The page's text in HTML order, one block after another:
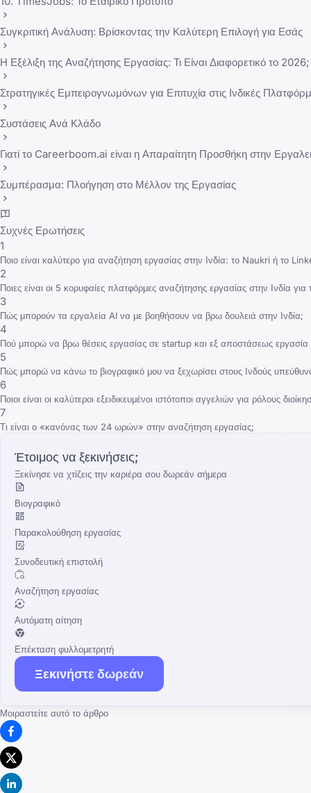
Συγκριτική Ανάλυση: Βρίσκοντας την Καλύτερη Επιλογή για Εσάς
Η Εξέλιξη της Αναζήτησης Εργασίας: Τι Είναι Διαφορετικό το 2026;
Στρατηγικές Εμπειρογνωμόνων για Επιτυχία στις Ινδικές
Συστάσεις Ανά Κλάδο
Γιατί το Careerboom.ai είναι η Απαραίτητη Προσθήκη στην
Συμπέρασμα: Πλοήγηση στο Μέλλον της Εργασίας
Συχνές Ερωτήσεις
1
Ποιο είναι καλύτερο για αναζήτηση εργασίας στην Ινδία: το Naukri ή το
2
Ποιες είναι οι 5 κορυφαίες πλατφόρμες αναζήτησης εργασίας στην Ινδία
3
Πώς μπορούν τα εργαλεία AI να με βοηθήσουν να βρω δουλειά στην Ινδία;
4
Πού μπορώ να βρω θέσεις εργασίας σε startup και εξ αποστάσεως εργασία
5
Πώς μπορώ να κάνω το βιογραφικό μου να ξεχωρίσει στους Ινδούς
6
Ποιοι είναι οι καλύτεροι εξειδικευμένοι ιστότοποι αγγελιών για ρόλους
7
Τι είναι ο «κανόνας των 24 ωρών» στην αναζήτηση εργασίας;
Έτοιμος να ξεκινήσεις;
Ξεκίνησε να χτίζεις την καριέρα σου δωρεάν σήμερα
Βιογραφικό
Παρακολούθηση εργασίας
Συνοδευτική επιστολή
Αναζήτηση εργασίας
Αυτόματη αίτηση
Επέκταση φυλλομετρητή
Ξεκινήστε δωρεάν
Μοιραστείτε αυτό το άρθρο